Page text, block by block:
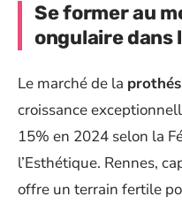
Se former au
ongulaire dans
Le marché de la
croissance
15% en 2024 selon la
l’Esthétique. Rennes,
offre un terrain fertile